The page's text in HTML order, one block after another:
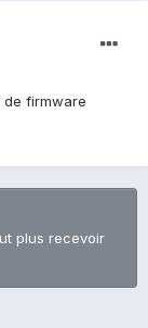
firmware
plus recevoir